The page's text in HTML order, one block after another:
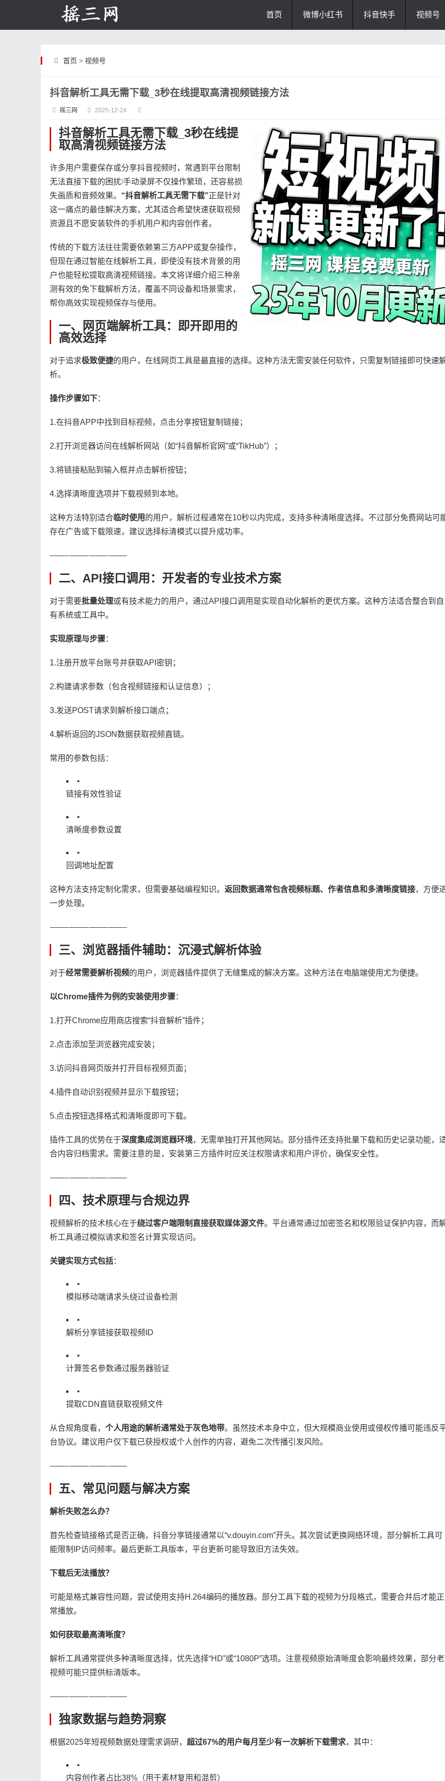
首页 微博小红书 抖音快手 视频号
首页 > 视频号
抖音解析工具无需下载_3秒在线提取高清视频链接方法
摇三网 2025-12-24
抖音解析工具无需下载_3秒在线提
取高清视频链接方法
许多用户需要保存或分享抖音视频时，常遇到平台限制
无法直接下载的困扰❕手动录屏不仅操作繁琐，还容易损
失画质和音频效果。​ ​“抖音解析工具无需下载”​​正是针对
这一痛点的最佳解决方案，尤其适合希望快速获取视频
资源且不愿安装软件的手机用户和内容创作者。
传统的下载方法往往需要依赖第三方APP或复杂操作，
但现在通过智能在线解析工具，即使没有技术背景的用
户也能轻松提取高清视频链接。本文将详细介绍三种亲
测有效的免下载解析方法，覆盖不同设备和场景需求，
帮你高效实现视频保存与使用。
一、网页端解析工具：即开即用的
高效选择
对于追求​​极致便捷​的用户，在线网页工具是最直接的选择。这种方法无需安装任何软件，只需复制链接即可快速
析。
​操作步骤如下​​：
1.在抖音APP中找到目标视频，点击分享按钮复制链接；
2.打开浏览器访问在线解析网站（如“抖音解析官网”或“TikHub”）；
3.将链接粘贴到输入框并点击解析按钮；
4.选择清晰度选项并下载视频到本地。
这种方法特别适合​ ​临时使用​ 的用户，解析过程通常在10秒以内完成，支持多种清晰度选择。不过部分免费网站可
存在广告或下载限速，建议选择标清模式以提升成功率。
⸻⸻⸻⸻
二、API接口调用：开发者的专业技术方案
对于需要​​批量处理​​或有技术能力的用户，通过API接口调用是实现自动化解析的更优方案。这种方法适合整合到自
有系统或工具中。
​实现原理与步骤​​：
1.注册开放平台账号并获取API密钥；
2.构建请求参数（包含视频链接和认证信息）；
3.发送POST请求到解析接口端点；
4.解析返回的JSON数据获取视频直链。
常用的参数包括：
•
链接有效性验证
•
清晰度参数设置
•
回调地址配置
这种方法支持定制化需求，但需要基础编程知识。​ ​返回数据通常包含视频标题、作者信息和多清晰度链接​，方便
一步处理。
⸻⸻⸻⸻
三、浏览器插件辅助：沉浸式解析体验
对于​​经常需要解析视频​​的用户，浏览器插件提供了无缝集成的解决方案。这种方法在电脑端使用尤为便捷。
​以Chrome插件为例的安装使用步骤​​：
1.打开Chrome应用商店搜索“抖音解析”插件；
2.点击添加至浏览器完成安装；
3.访问抖音网页版并打开目标视频页面；
4.插件自动识别视频并显示下载按钮；
5.点击按钮选择格式和清晰度即可下载。
插件工具的优势在于​​深度集成浏览器环境​，无需单独打开其他网站。部分插件还支持批量下载和历史记录功能，
合内容归档需求。需要注意的是，安装第三方插件时应关注权限请求和用户评价，确保安全性。
⸻⸻⸻⸻
四、技术原理与合规边界
视频解析的技术核心在于​​绕过客户端限制直接获取媒体源文件​。平台通常通过加密签名和权限验证保护内容，而
析工具通过模拟请求和签名计算实现访问。
​关键实现方式包括​​：
•
模拟移动端请求头绕过设备检测
•
解析分享链接获取视频ID
•
计算签名参数通过服务器验证
•
提取CDN直链获取视频文件
从合规角度看，​ ​个人用途的解析通常处于灰色地带​。虽然技术本身中立，但大规模商业使用或侵权传播可能违反
台协议。建议用户仅下载已获授权或个人创作的内容，避免二次传播引发风险。
⸻⸻⸻⸻
五、常见问题与解决方案
​解析失败怎么办？​
首先检查链接格式是否正确，抖音分享链接通常以“v.douyin.com”开头。其次尝试更换网络环境，部分解析工具可
能限制IP访问频率。最后更新工具版本，平台更新可能导致旧方法失效。
​下载后无法播放？​
可能是格式兼容性问题，尝试使用支持H.264编码的播放器。部分工具下载的视频为分段格式，需要合并后才能正
常播放。
​如何获取最高清晰度？​
解析工具通常提供多种清晰度选择，优先选择“HD”或“1080P”选项。注意视频原始清晰度会影响最终效果，部分老
视频可能只提供标清版本。
⸻⸻⸻⸻
独家数据与趋势洞察
根据2025年短视频数据处理需求调研，​ ​超过67%的用户每月至少有一次解析下载需求​​，其中：
•
内容创作者占比38%（用于素材复用和混剪）